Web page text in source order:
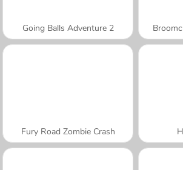
Going Balls Adventure 2
Fury Road Zombie Crash